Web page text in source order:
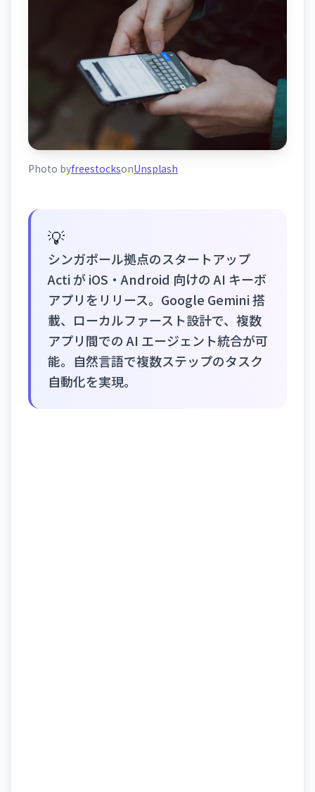
Photo byfreestocksonUnsplash
💡
シンガポール拠点のスタートアップ
Acti が iOS・Android 向けの AI キーボ
アプリをリリース。Google Gemini 搭
載、ローカルファースト設計で、複数
アプリ間での AI エージェント統合が可
能。自然言語で複数ステップのタスク
自動化を実現。